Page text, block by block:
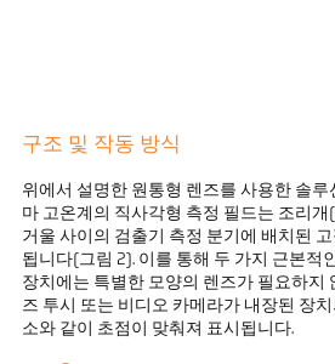
구조 및 작동 방식
위에서 설명한 원통형 렌즈를 사용한 솔루
마 고온계의 직사각형 측정 필드는 조리
거울 사이의 검출기 측정 분기에 배치된
됩니다(그림 2). 이를 통해 두 가지 근본적
장치에는 특별한 모양의 렌즈가 필요하지
즈 투시 또는 비디오 카메라가 내장된 장
소와 같이 초점이 맞춰져 표시됩니다.